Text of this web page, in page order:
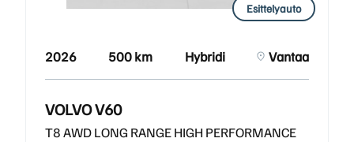
Esittelyauto
2026 500 km Hybridi Vantaa
VOLVO V60
T8 AWD LONG RANGE HIGH PERFORMANCE